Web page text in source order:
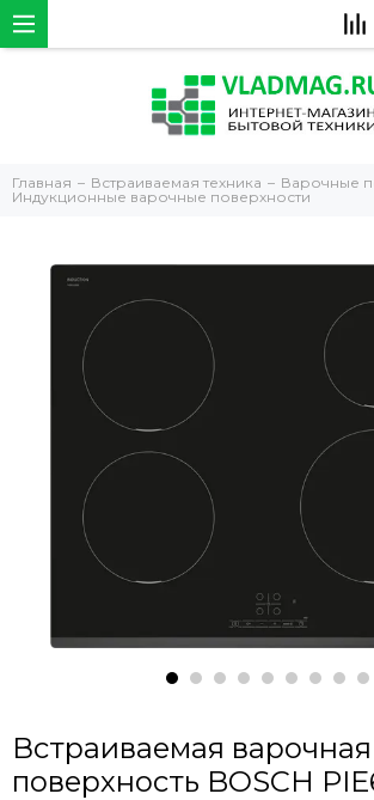
Главная Встраиваемая техника
Варочные
Индукционные варочные поверхности
Встраиваемая варочная
поверхность BOSCH